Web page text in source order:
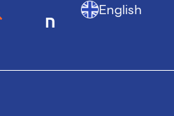
ก English